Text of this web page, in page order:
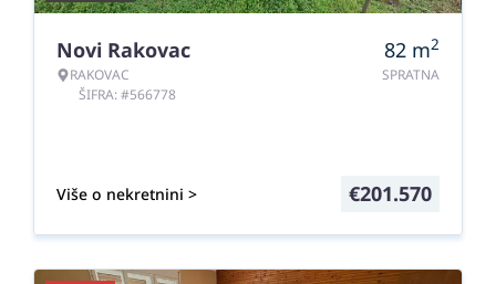
Novi Rakovac
RAKOVAC
ŠIFRA: #566778
82 m2
SPRATNA
Više o nekretnini > €201.570